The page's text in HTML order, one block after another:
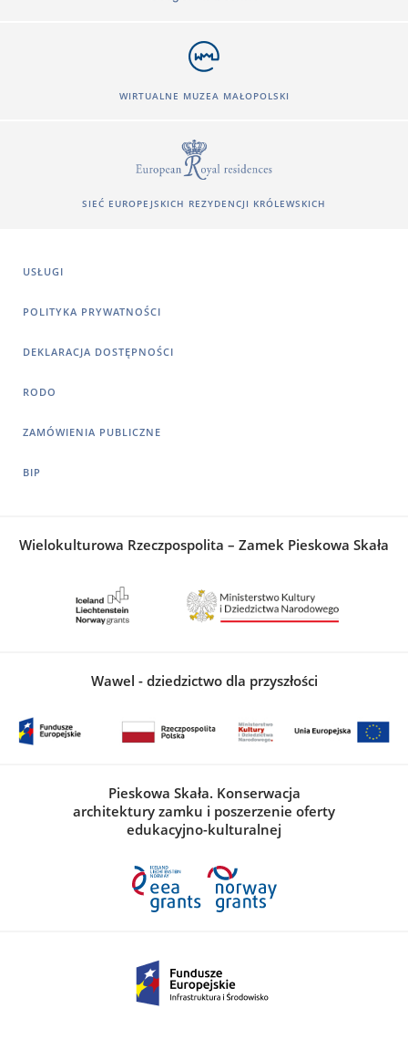
WIRTUALNE MUZEA MAŁOPOLSKI
SIEĆ EUROPEJSKICH REZYDENCJI KRÓLEWSKICH
USŁUGI
POLITYKA PRYWATNOŚCI
DEKLARACJA DOSTĘPNOŚCI
RODO
ZAMÓWIENIA PUBLICZNE
BIP
Wielokulturowa Rzeczpospolita – Zamek Pieskowa Skała
Wawel - dziedzictwo dla przyszłości
Pieskowa Skała. Konserwacja
architektury zamku i poszerzenie oferty
edukacyjno-kulturalnej